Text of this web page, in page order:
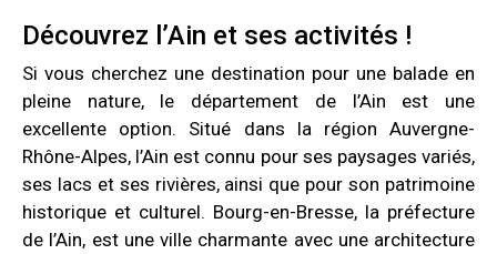
Découvrez l’Ain et ses activités !
Si vous cherchez une destination pour une balade en
pleine nature, le département de l’Ain est une
excellente option. Situé dans la région Auvergne-
Rhône-Alpes, l’Ain est connu pour ses paysages variés,
ses lacs et ses rivières, ainsi que pour son patrimoine
historique et culturel. Bourg-en-Bresse, la préfecture
de l’Ain, est une ville charmante avec une architecture